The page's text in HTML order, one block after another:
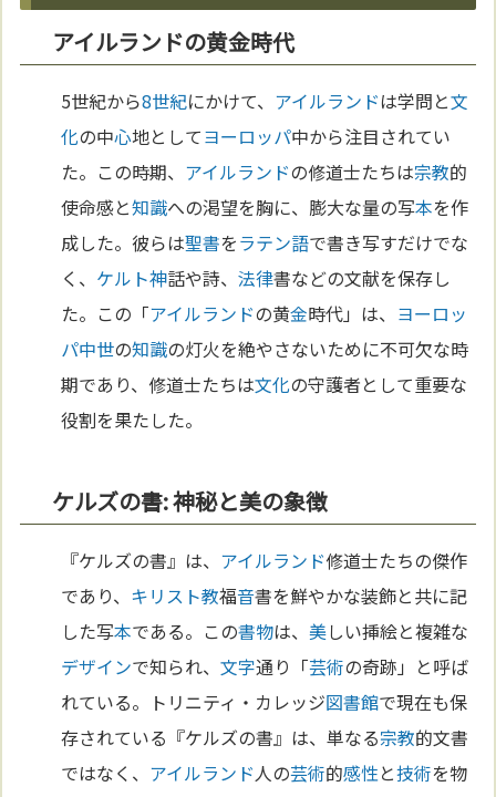
アイルランドの黄金時代
5世紀から8世紀にかけて、 アイルランドは学問と文
化の中心地としてヨーロッパ中から注目されてい
た。この時期、 アイルランドの修道士たちは宗教的
使命感と知識への渇望を胸に、膨大な量の写本を作
成した。彼らは聖書をラテン語で書き写すだけでな
く、 ケルト神話や詩、法律書などの文献を保存し
た。この「アイルランドの黄金時代」は、 ヨーロッ
パ中世の知識の灯火を絶やさないために不可欠な時
期であり、修道士たちは文化の守護者として重要な
役割を果たした。
ケルズの書: 神秘と美の象徴
『ケルズの書』は、 アイルランド修道士たちの傑作
であり、 キリスト教福音書を鮮やかな装飾と共に記
した写本である。この書物は、美しい挿絵と複雑な
デザインで知られ、文字通り「芸術の奇跡」と呼ば
れている。トリニティ・カレッジ図書館で現在も保
存されている『ケルズの書』は、単なる宗教的文書
ではなく、 アイルランド人の芸術的感性と技術を物